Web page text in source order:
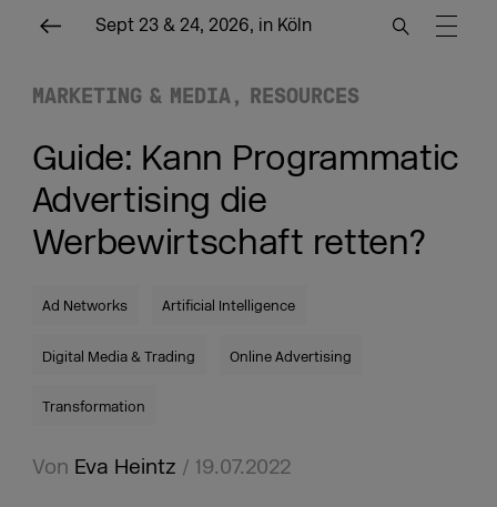
Sept 23 & 24, 2026, in Köln
MARKETING & MEDIA RESOURCES
Guide: Kann Programmatic
Advertising die
Werbewirtschaft retten?
Ad Networks Artificial Intelligence
Digital Media & Trading Online Advertising
Transformation
Von Eva Heintz / 19.07.2022